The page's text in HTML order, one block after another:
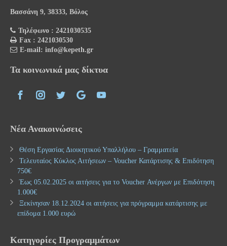
Βασσάνη 9, 38333, Βόλος
Τηλέφωνο : 2421030535
Fax : 2421030530
E-mail: info@kepeth.gr
Τα κοινωνικά μας δίκτυα
Νέα Ανακοινώσεις
Θέση Εργασίας Διοικητικού Υπαλλήλου – Γραμματεία
Τελευταίος Κύκλος Αιτήσεων – Voucher Κατάρτισης & Επιδότηση
750€
Έως 05.02.2025 οι αιτήσεις για το Voucher Ανέργων με Επιδότηση
1.000€
Ξεκίνησαν 18.12.2024 οι αιτήσεις για πρόγραμμα κατάρτισης με
επίδομα 1.000 ευρώ
Κατηγορίες Προγραμμάτων